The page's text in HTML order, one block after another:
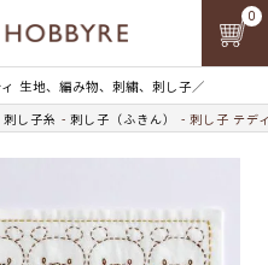
生地、編み物、刺繍、刺し子／
0
し子糸 刺し子（ふきん） 刺し子 テデ